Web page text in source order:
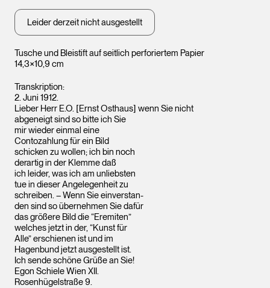
Tusche und Bleistift auf seitlich perforiertem Papier
14,3×10,9 cm
Leider derzeit nicht ausgestellt
Transkription:
2. Juni 1912.
Lieber Herr E.O. [Ernst Osthaus] wenn Sie nicht
abgeneigt sind so bitte ich Sie
mir wieder einmal eine
Contozahlung für ein Bild
schicken zu wollen; ich bin noch
derartig in der Klemme daß
ich leider, was ich am unliebsten
tue in dieser Angelegenheit zu
schreiben. – Wenn Sie einverstan-
den sind so übernehmen Sie dafür
das größere Bild die “Eremiten”
welches jetzt in der, “Kunst für
Alle” erschienen ist und im
Hagenbund jetzt ausgestellt ist.
Ich sende schöne Grüße an Sie!
Egon Schiele Wien XII.
Rosenhügelstraße 9.